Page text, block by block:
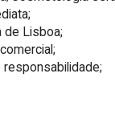
de Lisboa;
responsabilidade;